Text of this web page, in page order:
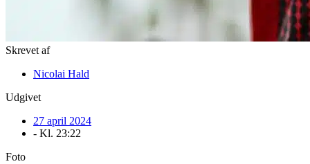
Skrevet af
Nicolai Hald
Udgivet
27 april 2024
- Kl. 23:22
Foto